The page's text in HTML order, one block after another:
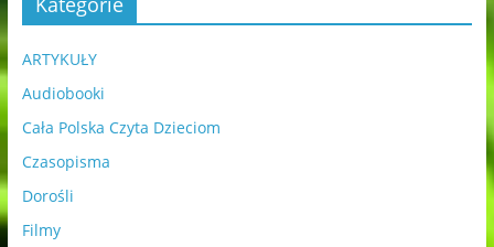
ARTYKUŁY
Audiobooki
Cała Polska Czyta Dzieciom
Czasopisma
Dorośli
Filmy